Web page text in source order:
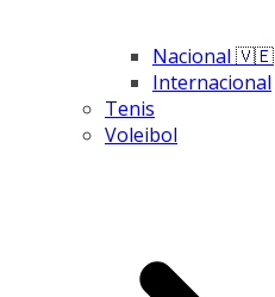
Nacional 🇻🇪
Internacional
Tenis
Voleibol